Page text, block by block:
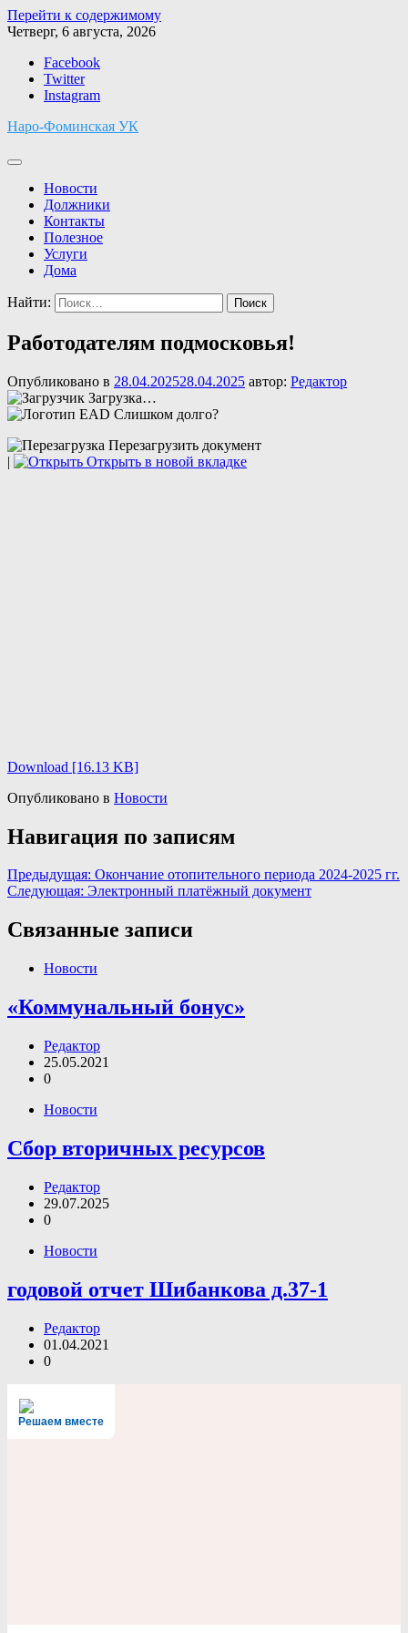
Перейти к содержимому
Четверг, 6 августа, 2026
Facebook
Twitter
Instagram
Наро-Фоминская УК
Новости
Должники
Контакты
Полезное
Услуги
Дома
Найти:
Работодателям подмосковья!
Опубликовано в 28.04.202528.04.2025 автор: Редактор
Загрузка…
Слишком долго?
Перезагрузить документ
|
Открыть в новой вкладке
Download [16.13 KB]
Опубликовано в Новости
Навигация по записям
Предыдущая: Окончание отопительного периода 2024-2025 гг.
Следующая: Электронный платёжный документ
Связанные записи
Новости
«Коммунальный бонус»
Редактор
25.05.2021
0
Новости
Сбор вторичных ресурсов
Редактор
29.07.2025
0
Новости
годовой отчет Шибанкова д.37-1
Редактор
01.04.2021
0
Решаем вместе